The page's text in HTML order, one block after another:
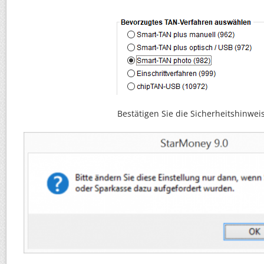
Bestätigen Sie die